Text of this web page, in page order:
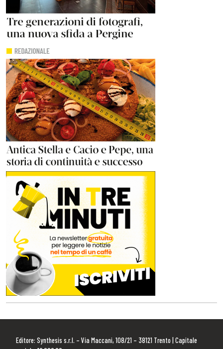
Editore: Synthesis s.r.l. – Via Maccani, 108/21 – 38121 Trento | Capitale